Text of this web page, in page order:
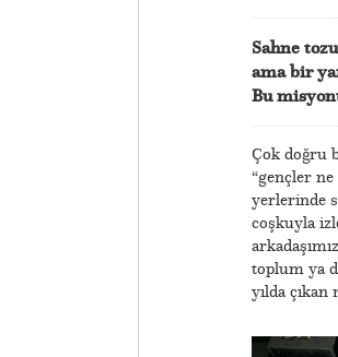
Sahne
ama bir
Bu
Çok doğru
“gençler ne
yerlerinde
coşkuyla
toplum ya
yılda